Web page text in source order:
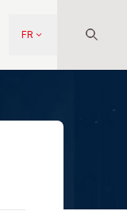
FR keyboard_arrow_down